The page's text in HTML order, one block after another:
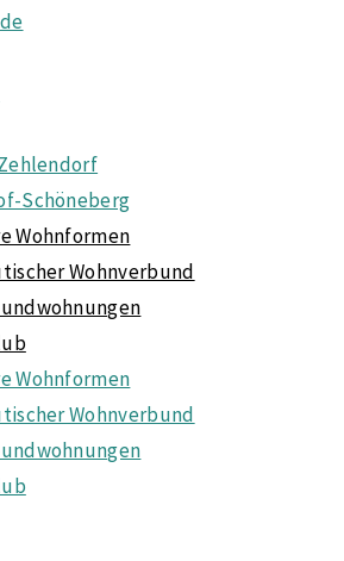
Schöneberg
Wohnformen
Wohnverbund
Wohnformen
Wohnverbund